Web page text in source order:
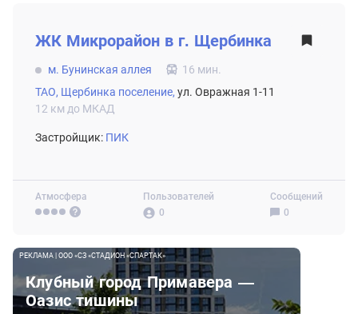
Атмосфера
Пользователей
0
Сообщений
0
ЖК Микрорайон в г. Щербинка
м. Бунинская аллея
16 мин.
ТАО, Щербинка поселение, ул. Овражная 1-11
12 км до МКАД
Застройщик: ПИК
РЕКЛАМА | ООО «СЗ «СТАДИОН «СПАРТАК»
Клубный город Примавера —
Оазис тишины